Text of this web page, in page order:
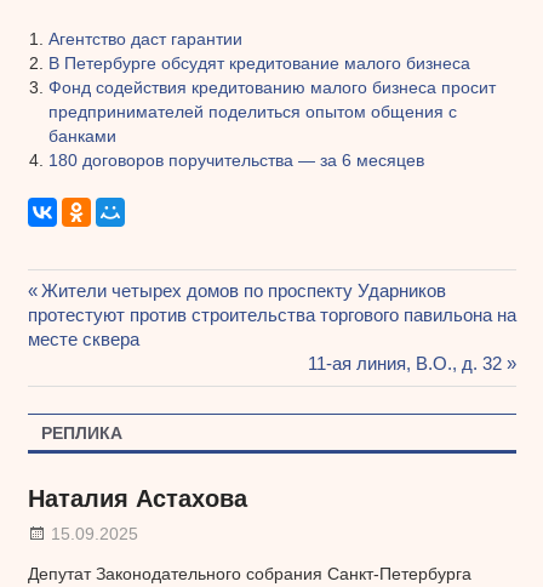
Агентство даст гарантии
В Петербурге обсудят кредитование малого бизнеса
Фонд содействия кредитованию малого бизнеса просит
предпринимателей поделиться опытом общения с
банками
180 договоров поручительства — за 6 месяцев
Навигация
по
записям
Предыдущая
запись:
Жители четырех домов по проспекту Ударников
протестуют против строительства торгового павильона на
месте сквера
Следующая
запись:
11-ая линия, В.О., д. 32
РЕПЛИКА
Наталия Астахова
15.09.2025
Депутат Законодательного собрания Санкт-Петербурга